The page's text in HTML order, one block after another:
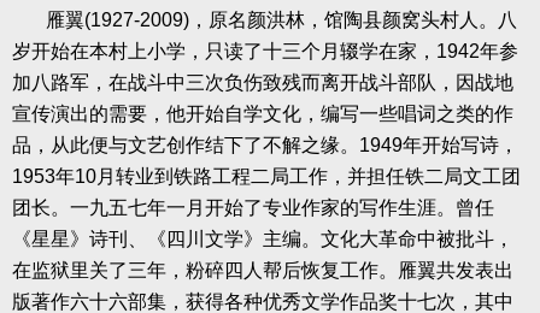
雁翼(1927-2009) ，原名颜洪林，馆陶县颜窝头村人。八
岁开始在本村上小学，只读了十三个月辍学在家， 1942年参
加八路军，在战斗中三次负伤致残而离开战斗部队，因战地
宣传演出的需要，他开始自学文化，编写一些唱词之类的作
品，从此便与文艺创作结下了不解之缘。 1949年开始写诗，
1953年10月转业到铁路工程二局工作，并担任铁二局文工团
团长。一九五七年一月开始了专业作家的写作生涯。曾任
《星星》诗刊、《四川文学》主编。文化大革命中被批斗，
在监狱里关了三年，粉碎四人帮后恢复工作。雁翼共发表出
版著作六十六部集，获得各种优秀文学作品奖十七次，其中